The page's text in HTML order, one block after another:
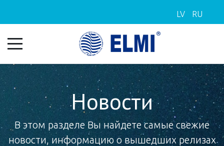
LV RU
Новости
В этом разделе Вы найдете самые свежие
новости, информацию о вышедших релизах